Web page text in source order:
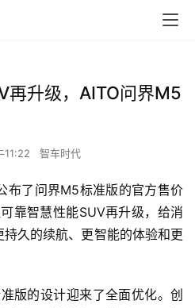
再升级，AITO问界M5
11:22 智车时代
布了问界M5标准版的官方售价
靠智慧性能SUV再升级，给消
久的续航、更智能的体验和更
版的设计迎来了全面优化。创